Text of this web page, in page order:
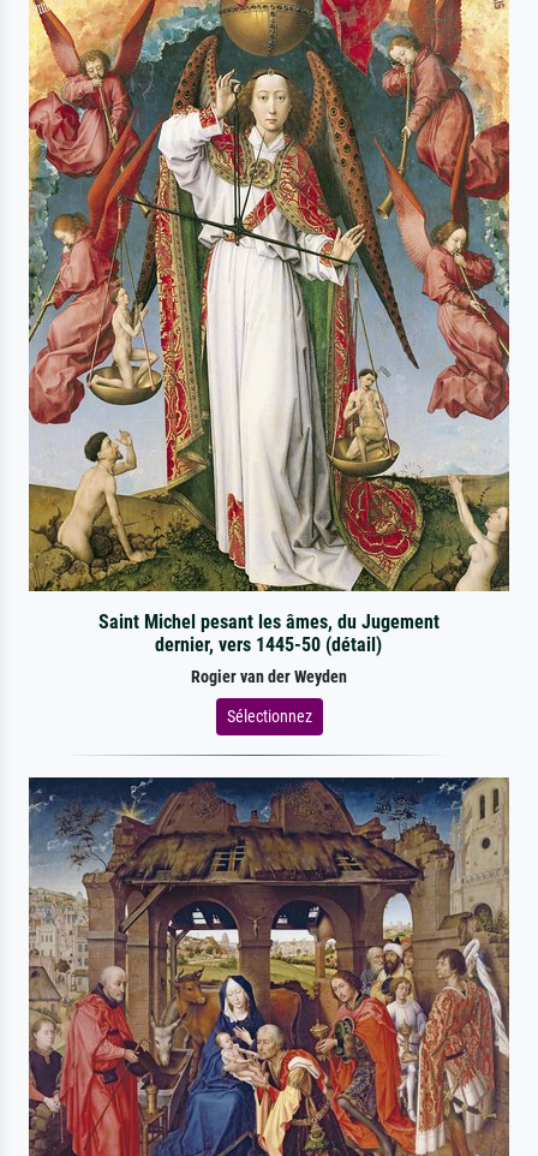
Saint Michel pesant les âmes, du Jugement
dernier, vers 1445-50 (détail)
Rogier van der Weyden
Sélectionnez